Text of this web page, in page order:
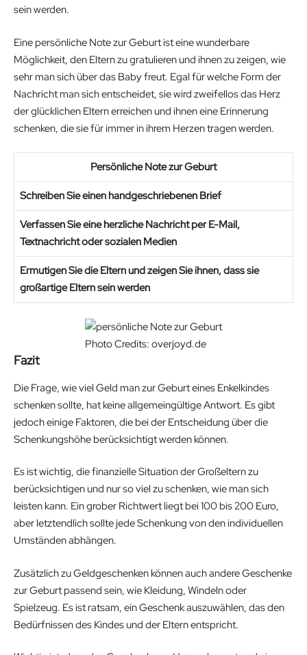
sein werden.
Eine persönliche Note zur Geburt ist eine wunderbare
Möglichkeit, den Eltern zu gratulieren und ihnen zu zeigen, wie
sehr man sich über das Baby freut. Egal für welche Form der
Nachricht man sich entscheidet, sie wird zweifellos das Herz
der glücklichen Eltern erreichen und ihnen eine Erinnerung
schenken, die sie für immer in ihrem Herzen tragen werden.
Persönliche Note zur Geburt
Schreiben Sie einen handgeschriebenen Brief
Verfassen Sie eine herzliche Nachricht per E-Mail,
Textnachricht oder sozialen Medien
Ermutigen Sie die Eltern und zeigen Sie ihnen, dass sie
großartige Eltern sein werden
Photo Credits: overjoyd.de
Fazit
Die Frage, wie viel Geld man zur Geburt eines Enkelkindes
schenken sollte, hat keine allgemeingültige Antwort. Es gibt
jedoch einige Faktoren, die bei der Entscheidung über die
Schenkungshöhe berücksichtigt werden können.
Es ist wichtig, die finanzielle Situation der Großeltern zu
berücksichtigen und nur so viel zu schenken, wie man sich
leisten kann. Ein grober Richtwert liegt bei 100 bis 200 Euro,
aber letztendlich sollte jede Schenkung von den individuellen
Umständen abhängen.
Zusätzlich zu Geldgeschenken können auch andere Geschenke
zur Geburt passend sein, wie Kleidung, Windeln oder
Spielzeug. Es ist ratsam, ein Geschenk auszuwählen, das den
Bedürfnissen des Kindes und der Eltern entspricht.